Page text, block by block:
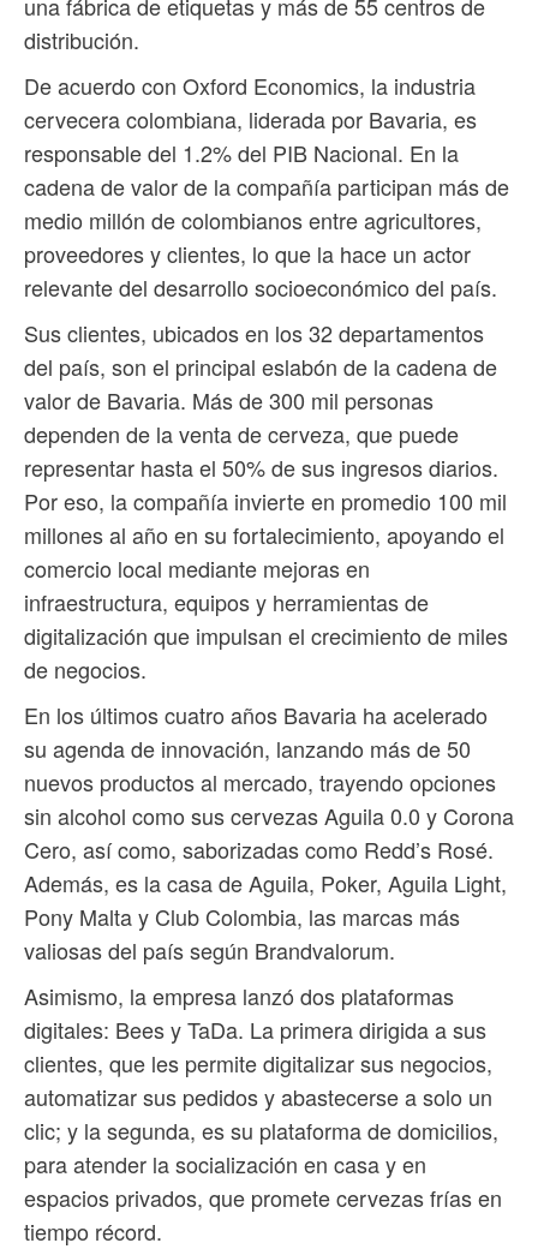
distribución.
De acuerdo con Oxford Economics, la industria
cervecera colombiana, liderada por Bavaria, es
responsable del 1.2% del PIB Nacional. En la
cadena de valor de la compañía participan más de
medio millón de colombianos entre agricultores,
proveedores y clientes, lo que la hace un actor
relevante del desarrollo socioeconómico del país.
Sus clientes, ubicados en los 32 departamentos
del país, son el principal eslabón de la cadena de
valor de Bavaria. Más de 300 mil personas
dependen de la venta de cerveza, que puede
representar hasta el 50% de sus ingresos diarios.
Por eso, la compañía invierte en promedio 100 mil
millones al año en su fortalecimiento, apoyando el
comercio local mediante mejoras en
infraestructura, equipos y herramientas de
digitalización que impulsan el crecimiento de miles
de negocios.
En los últimos cuatro años Bavaria ha acelerado
su agenda de innovación, lanzando más de 50
nuevos productos al mercado, trayendo opciones
sin alcohol como sus cervezas Aguila 0.0 y Corona
Cero, así como, saborizadas como Redd’s Rosé.
Además, es la casa de Aguila, Poker, Aguila Light,
Pony Malta y Club Colombia, las marcas más
valiosas del país según Brandvalorum.
Asimismo, la empresa lanzó dos plataformas
digitales: Bees y TaDa. La primera dirigida a sus
clientes, que les permite digitalizar sus negocios,
automatizar sus pedidos y abastecerse a solo un
clic; y la segunda, es su plataforma de domicilios,
para atender la socialización en casa y en
espacios privados, que promete cervezas frías en
tiempo récord.